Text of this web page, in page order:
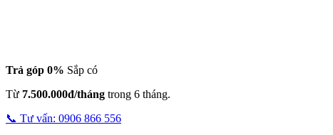
Trả góp 0% Sắp có
Từ 7.500.000đ/tháng trong 6 tháng.
📞 Tư vấn: 0906 866 556